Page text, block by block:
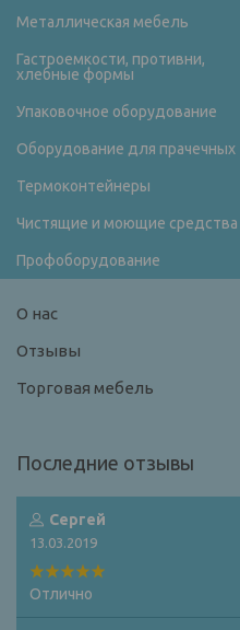
Металлическая мебель
Гастроемкости, противни,
хлебные формы
Упаковочное оборудование
Оборудование для прачечных
Термоконтейнеры
Чистящие и моющие средства
Профоборудование
О нас
Отзывы
Торговая мебель
Сергей
13.03.2019
Отлично